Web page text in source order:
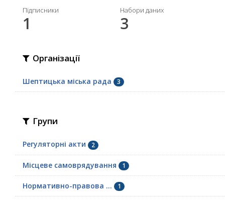
Підписники
1
Набори даних
3
Організації
Шептицька міська рада 3
Групи
Регуляторні акти 2
Місцеве самоврядування 1
Нормативно-правова ... 1